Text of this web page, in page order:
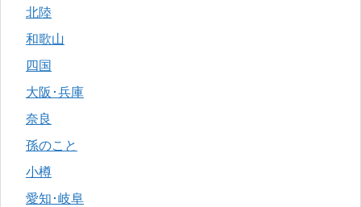
北陸
和歌山
四国
大阪･兵庫
奈良
孫のこと
小樽
愛知･岐阜